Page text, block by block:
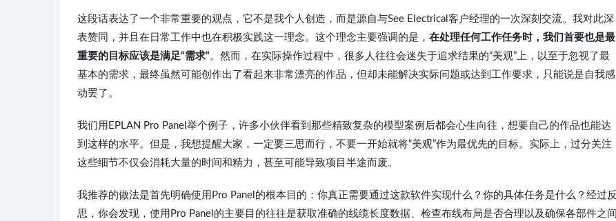
这段话表达了一个非常重要的观点，它不是我个人创造，而是源自与See Electrical客户经理的一次深刻交流。我对此深
表赞同，并且在日常工作中也在积极实践这一理念。这个理念主要强调的是， 在处理任何工作任务时，我们首要也是最
重要的目标应该是满足“需求”。然而，在实际操作过程中，很多人往往会迷失于追求结果的“美观”上，以至于忽视了最
基本的需求，最终虽然可能创作出了看起来非常漂亮的作品，但却未能解决实际问题或达到工作要求，只能说是自我感
动罢了。
我们用EPLAN Pro Panel举个例子，许多小伙伴看到那些精致复杂的模型案例后都会心生向往，想要自己的作品也能达
到这样的水平。但是，我想提醒大家，一定要三思而行，不要一开始就将“美观”作为最优先的目标。实际上，过分关注
这些细节不仅会消耗大量的时间和精力，甚至可能导致项目半途而废。
我推荐的做法是首先明确使用Pro Panel的根本目的：你真正需要通过这款软件实现什么？你的具体任务是什么？经过反
思，你会发现，使用Pro Panel的主要目的往往是获取准确的线缆长度数据、检查布线布局是否合理以及确保各部件之间